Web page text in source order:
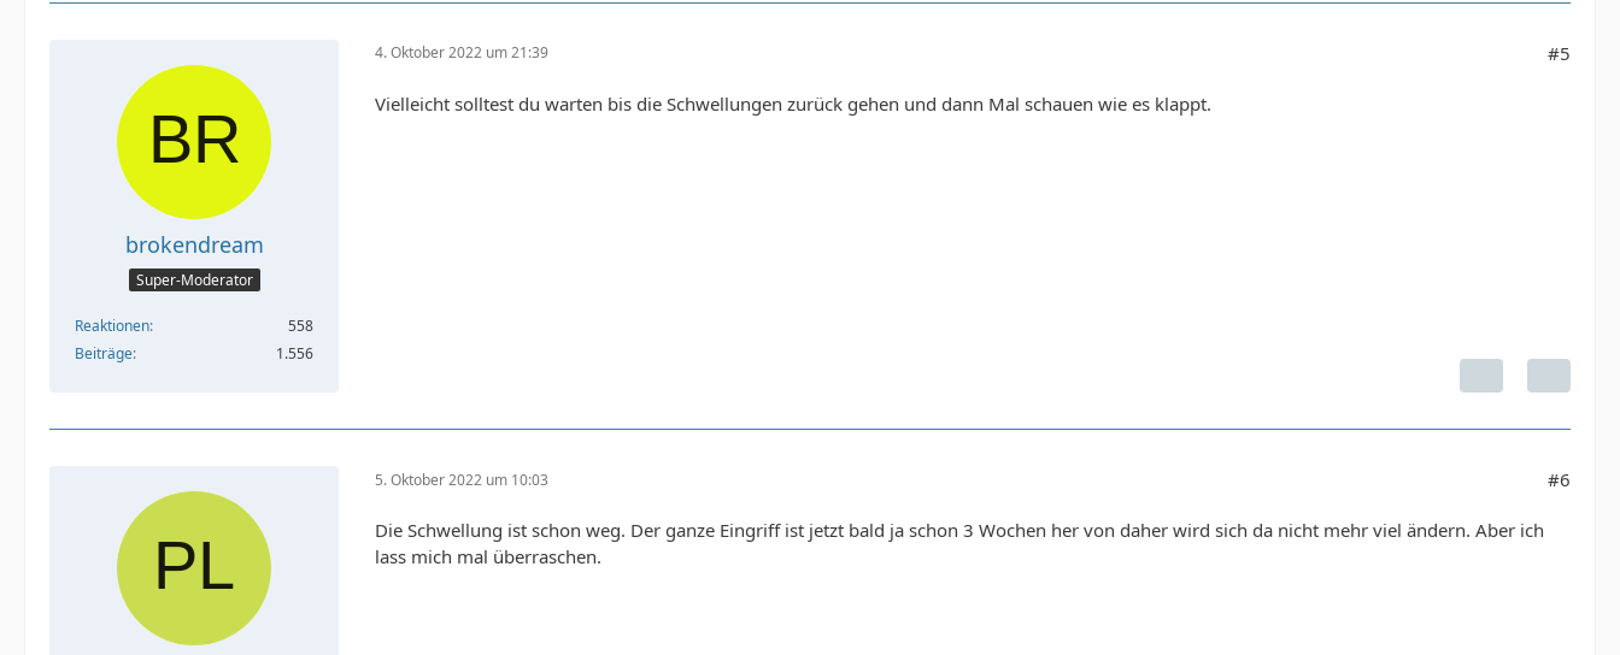
brokendream
Super-Moderator
Reaktionen
558
Beiträge
1.556
4. Oktober 2022 um 21:39 #5
Vielleicht solltest du warten bis die Schwellungen zurück gehen und dann Mal schauen wie es klappt.
5. Oktober 2022 um 10:03 #6
Die Schwellung ist schon weg. Der ganze Eingriff ist jetzt bald ja schon 3 Wochen her von daher wird sich da nicht mehr viel ändern. Aber ich
lass mich mal überraschen.